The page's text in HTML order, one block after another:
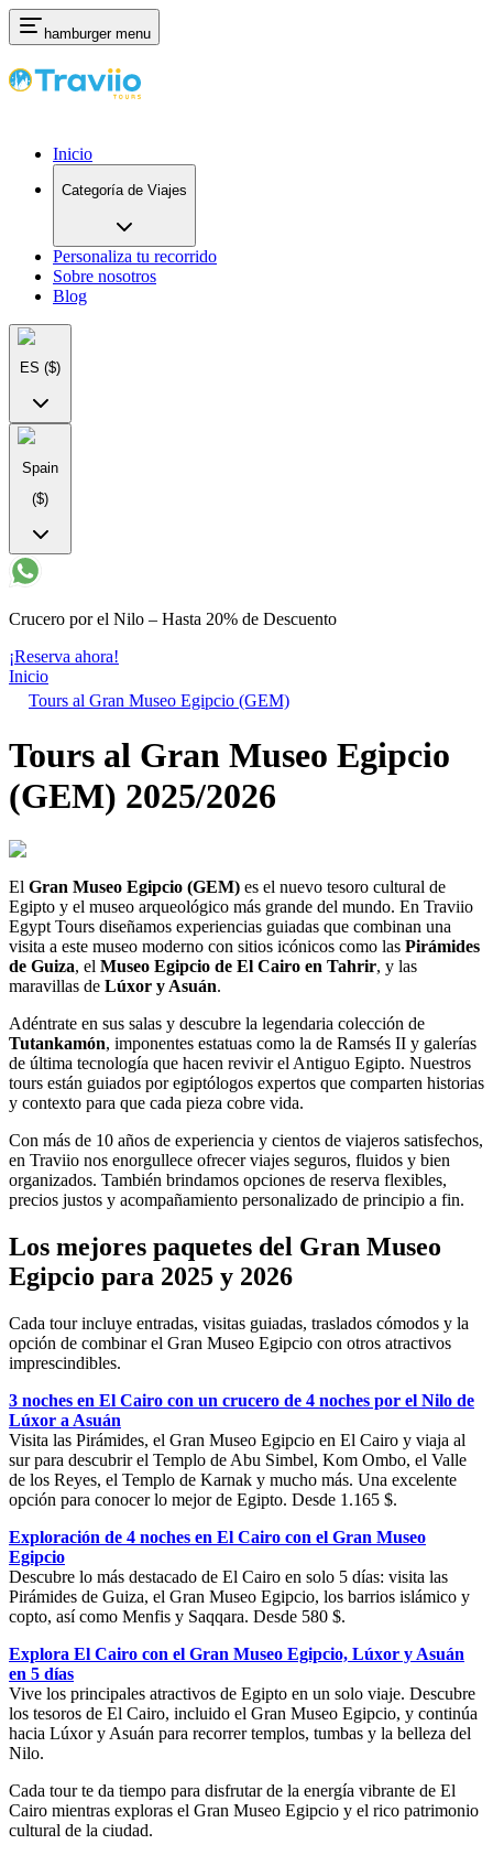
hamburger menu
Inicio
Categoría de Viajes
Personaliza tu recorrido
Sobre nosotros
Blog
ES ($)
Spain
($)
Crucero por el Nilo – Hasta 20% de Descuento
¡Reserva ahora!
Inicio
Tours al Gran Museo Egipcio (GEM)
Tours al Gran Museo Egipcio
(GEM) 2025/2026
El Gran Museo Egipcio (GEM) es el nuevo tesoro cultural de
Egipto y el museo arqueológico más grande del mundo. En Traviio
Egypt Tours diseñamos experiencias guiadas que combinan una
visita a este museo moderno con sitios icónicos como las Pirámides
de Guiza, el Museo Egipcio de El Cairo en Tahrir, y las
maravillas de Lúxor y Asuán.
Adéntrate en sus salas y descubre la legendaria colección de
Tutankamón, imponentes estatuas como la de Ramsés II y galerías
de última tecnología que hacen revivir el Antiguo Egipto. Nuestros
tours están guiados por egiptólogos expertos que comparten historias
y contexto para que cada pieza cobre vida.
Con más de 10 años de experiencia y cientos de viajeros satisfechos,
en Traviio nos enorgullece ofrecer viajes seguros, fluidos y bien
organizados. También brindamos opciones de reserva flexibles,
precios justos y acompañamiento personalizado de principio a fin.
Los mejores paquetes del Gran Museo
Egipcio para 2025 y 2026
Cada tour incluye entradas, visitas guiadas, traslados cómodos y la
opción de combinar el Gran Museo Egipcio con otros atractivos
imprescindibles.
3 noches en El Cairo con un crucero de 4 noches por el Nilo de
Lúxor a Asuán
Visita las Pirámides, el Gran Museo Egipcio en El Cairo y viaja al
sur para descubrir el Templo de Abu Simbel, Kom Ombo, el Valle
de los Reyes, el Templo de Karnak y mucho más. Una excelente
opción para conocer lo mejor de Egipto. Desde 1.165 $.
Exploración de 4 noches en El Cairo con el Gran Museo
Egipcio
Descubre lo más destacado de El Cairo en solo 5 días: visita las
Pirámides de Guiza, el Gran Museo Egipcio, los barrios islámico y
copto, así como Menfis y Saqqara. Desde 580 $.
Explora El Cairo con el Gran Museo Egipcio, Lúxor y Asuán
en 5 días
Vive los principales atractivos de Egipto en un solo viaje. Descubre
los tesoros de El Cairo, incluido el Gran Museo Egipcio, y continúa
hacia Lúxor y Asuán para recorrer templos, tumbas y la belleza del
Nilo.
Cada tour te da tiempo para disfrutar de la energía vibrante de El
Cairo mientras exploras el Gran Museo Egipcio y el rico patrimonio
cultural de la ciudad.